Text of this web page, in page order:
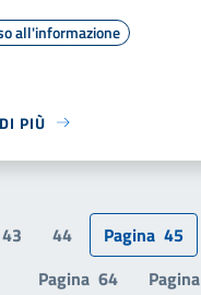
all'informazione
PIÙ
precedente
43 44 Pagina 45
Pagina 64 Pagina